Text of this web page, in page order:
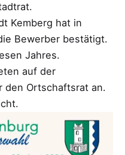
Kemberg hat in
Bewerber bestätigt.
Jahres.
auf der
den Ortschaftsrat an.